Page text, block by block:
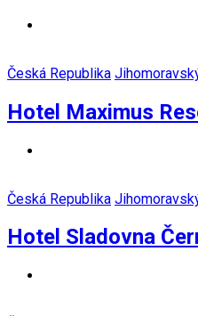
Česká Republika
Hotel Maximus
Česká Republika
Hotel Sladovna